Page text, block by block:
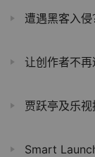
遭遇黑客入侵？
让创作者不再遭受
贾跃亭及乐
Smart